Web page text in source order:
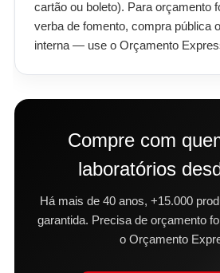
cartão ou boleto). Para orçamento
verba de fomento, compra pública
interna — use o Orçamento
Compre com
laboratórios
Há mais de 40 anos, +15.000
garantida. Precisa de orçamento
o Orçamento